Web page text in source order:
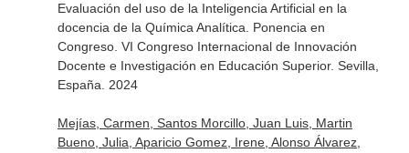
Evaluación del uso de la Inteligencia Artificial en la
docencia de la Química Analítica. Ponencia en
Congreso. VI Congreso Internacional de Innovación
Docente e Investigación en Educación Superior. Sevilla,
España. 2024
Mejías, Carmen, Santos Morcillo, Juan Luis, Martin
Bueno, Julia, Aparicio Gomez, Irene, Alonso Álvarez,